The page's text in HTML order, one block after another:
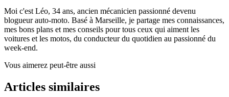
Moi c'est Léo, 34 ans, ancien mécanicien passionné devenu
blogueur auto-moto. Basé à Marseille, je partage mes connaissances,
mes bons plans et mes conseils pour tous ceux qui aiment les
voitures et les motos, du conducteur du quotidien au passionné du
week-end.
Vous aimerez peut-être aussi
Articles similaires